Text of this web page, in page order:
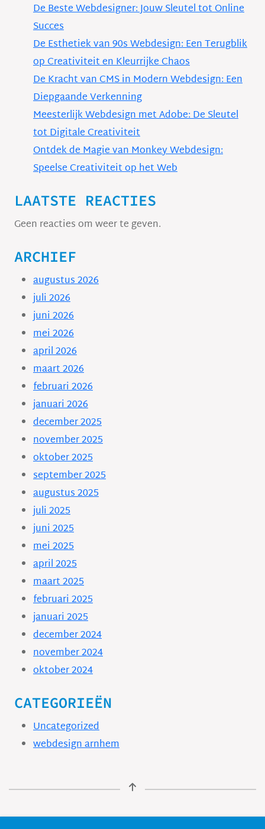
De Beste Webdesigner: Jouw Sleutel tot Online
Succes
De Esthetiek van 90s Webdesign: Een Terugblik
op Creativiteit en Kleurrijke Chaos
De Kracht van CMS in Modern Webdesign: Een
Diepgaande Verkenning
Meesterlijk Webdesign met Adobe: De Sleutel
tot Digitale Creativiteit
Ontdek de Magie van Monkey Webdesign:
Speelse Creativiteit op het Web
LAATSTE REACTIES
Geen reacties om weer te geven.
ARCHIEF
augustus 2026
juli 2026
juni 2026
mei 2026
april 2026
maart 2026
februari 2026
januari 2026
december 2025
november 2025
oktober 2025
september 2025
augustus 2025
juli 2025
juni 2025
mei 2025
april 2025
maart 2025
februari 2025
januari 2025
december 2024
november 2024
oktober 2024
CATEGORIEËN
Uncategorized
webdesign arnhem